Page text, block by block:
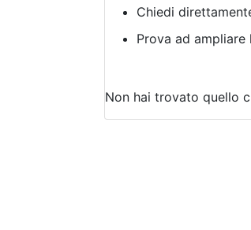
Chiedi
Prova ad
Non hai trovato quello